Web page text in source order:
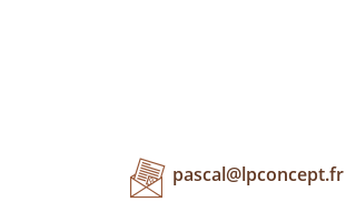
pascal@lpconcept.fr